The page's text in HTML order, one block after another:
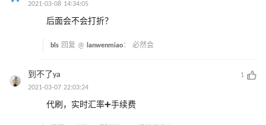
2021-03-08 14:34:05
后面会不会打折？
bls 回复 @ lanwenmiao： 必然会
到不了ya
1
2021-03-07 22:03:24
代刷，实时汇率➕手续费